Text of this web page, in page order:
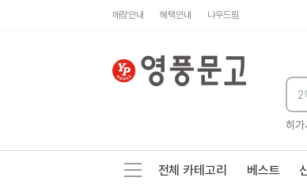
매장안내 혜택안내 나우드림
히가
전체 카테고리 베스트